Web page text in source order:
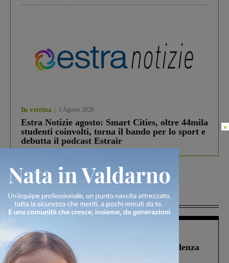
In vetrina 3 Agosto 2026
Estra Notizie agosto: Smart Cities, oltre 44mila
studenti coinvolti, torna il bando per lo sport e
debutta il podcast Estrair
Più lette
Figline Incisa Valdarno 1 Agosto 2026
Piscina di Figline finanziata oltre la scadenza
Pnrr, il gruppo di Fratelli d’Italia: “Un
×